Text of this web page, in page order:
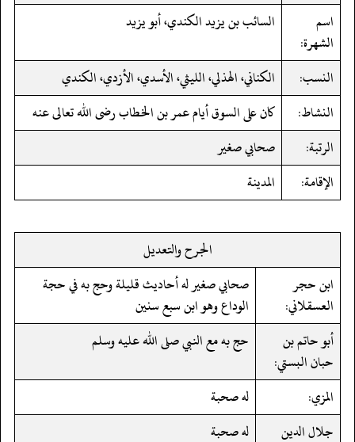
اسم
الشهرة:
السائب بن يزيد الكندي، أبو يزيد
النسب:
الكناني، الهذلي، الليثي، الأسدي، الأزدي، الكندي
النشاط:
كان على السوق أيام عمر بن الخطاب رضى الله تعالى عنه
الرتبة:
صحابي صغير
الإقامة:
المدينة
الجرح والتعديل
ابن حجر
العسقلاني:
صحابي صغير له أحاديث قليلة وحج به في حجة
الوداع وهو ابن سبع سنين
أبو حاتم بن
حبان البستي:
حج به مع النبي صلى الله عليه وسلم
المزي:
له صحبة
جلال الدين
له صحبة